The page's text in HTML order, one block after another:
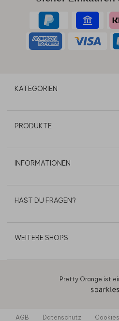
KATEGORIEN
PRODUKTE
INFORMATIONEN
HAST DU FRAGEN?
WEITERE SHOPS
Pretty Orange ist
AGB Datenschutz Cookies